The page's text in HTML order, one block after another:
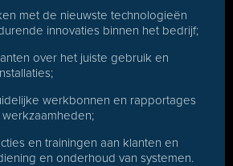
met de nieuwste technologieën
innovaties binnen het bedrijf;
over het juiste gebruik en
werkbonnen en rapportages
en trainingen aan klanten en
en onderhoud van systemen.